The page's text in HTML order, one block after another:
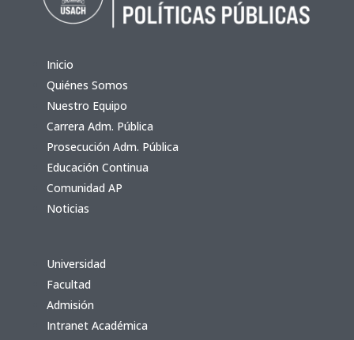
Inicio
Quiénes Somos
Nuestro Equipo
Carrera Adm. Pública
Prosecución Adm. Pública
Educación Continua
Comunidad AP
Noticias
Universidad
Facultad
Admisión
Intranet Académica